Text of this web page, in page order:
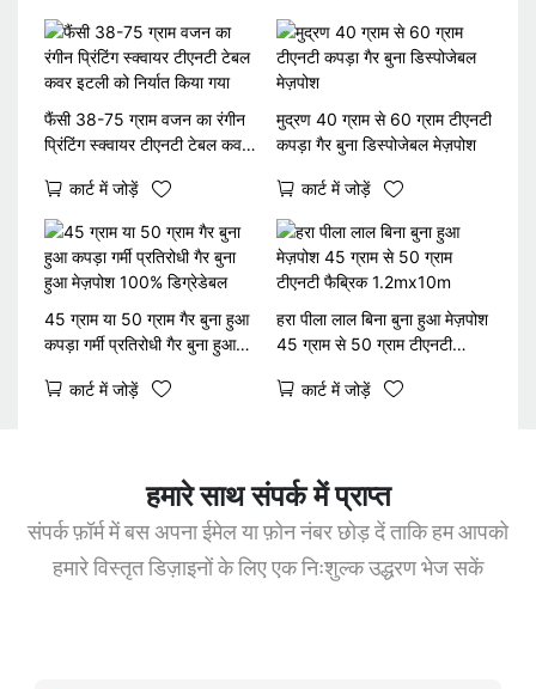
फैंसी 38-75 ग्राम वजन का रंगीन
प्रिंटिंग स्क्वायर टीएनटी टेबल कवर
कार्ट में जोड़ें
मुद्रण 40 ग्राम से 60 ग्राम टीएनटी
कपड़ा गैर बुना डिस्पोजेबल मेज़पोश
कार्ट में जोड़ें
45 ग्राम या 50 ग्राम गैर बुना हुआ
कपड़ा गर्मी प्रतिरोधी गैर बुना हुआ
कार्ट में जोड़ें
हरा पीला लाल बिना बुना हुआ मेज़पोश
45 ग्राम से 50 ग्राम टीएनटी
कार्ट में जोड़ें
हमारे साथ संपर्क में प्राप्त
संपर्क फ़ॉर्म में बस अपना ईमेल या फ़ोन नंबर छोड़ दें ताकि हम आपको
हमारे विस्तृत डिज़ाइनों के लिए एक निःशुल्क उद्धरण भेज सकें